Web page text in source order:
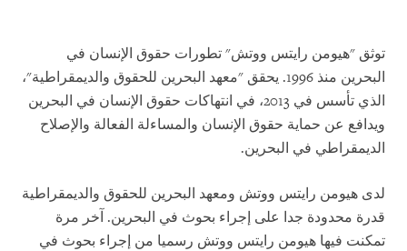
توثق "هيومن رايتس ووتش" تطورات حقوق الإنسان في
البحرين منذ 1996. يحقق "معهد البحرين للحقوق والديمقراطية"،
الذي تأسس في 2013، في انتهاكات حقوق الإنسان في البحرين
ويدافع عن حماية حقوق الإنسان والمساءلة الفعالة والإصلاح
الديمقراطي في البحرين.
لدى هيومن رايتس ووتش ومعهد البحرين للحقوق والديمقراطية
قدرة محدودة جدا على إجراء بحوث في البحرين. آخر مرة
تمكنت فيها هيومن رايتس ووتش رسميا من إجراء بحوث في